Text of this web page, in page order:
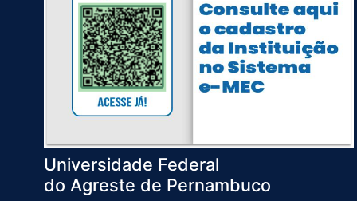
Universidade Federal
do Agreste de Pernambuco